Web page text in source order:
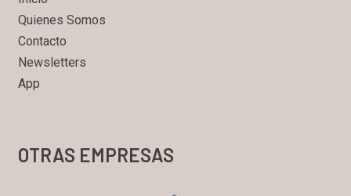
Quienes Somos
Contacto
Newsletters
App
OTRAS EMPRESAS